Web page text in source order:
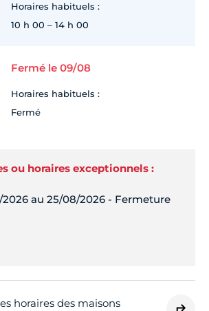
Horaires habituels :
10 h 00 – 14 h 00
Fermé le 09/08
Horaires habituels :
Fermé
ou horaires exceptionnels :
2026 au 25/08/2026 - Fermeture
horaires des maisons